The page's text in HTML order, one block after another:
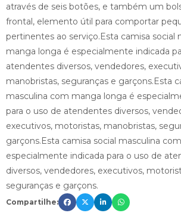
através de seis botões, e também um
frontal, elemento útil para comportar
pertinentes ao serviço.Esta camisa social
manga longa é especialmente indicada
atendentes diversos, vendedores,
manobristas, seguranças e garçons.Esta
masculina com manga longa é
para o uso de atendentes diversos,
executivos, motoristas, manobristas,
garçons.Esta camisa social masculina
especialmente indicada para o uso de
diversos, vendedores, executivos,
seguranças e garçons.
Compartilhe: